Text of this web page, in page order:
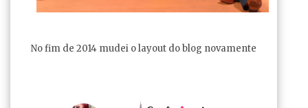
No fim de 2014 mudei o layout do blog novamente